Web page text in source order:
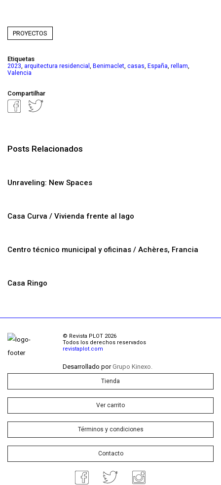
PROYECTOS
Etiquetas
2023, arquitectura residencial , Benimaclet, casas, España, rellam,
Valencia
Compartilhar
Posts Relacionados
Unraveling: New Spaces
Casa Curva / Vivienda frente al lago
Centro técnico municipal y oficinas / Achères, Francia
Casa Ringo
© Revista PLOT 2026
Todos los derechos reservados
revistaplot.com
Desarrollado porGrupo Kinexo.
Tienda
Ver carrito
Términos y condiciones
Contacto